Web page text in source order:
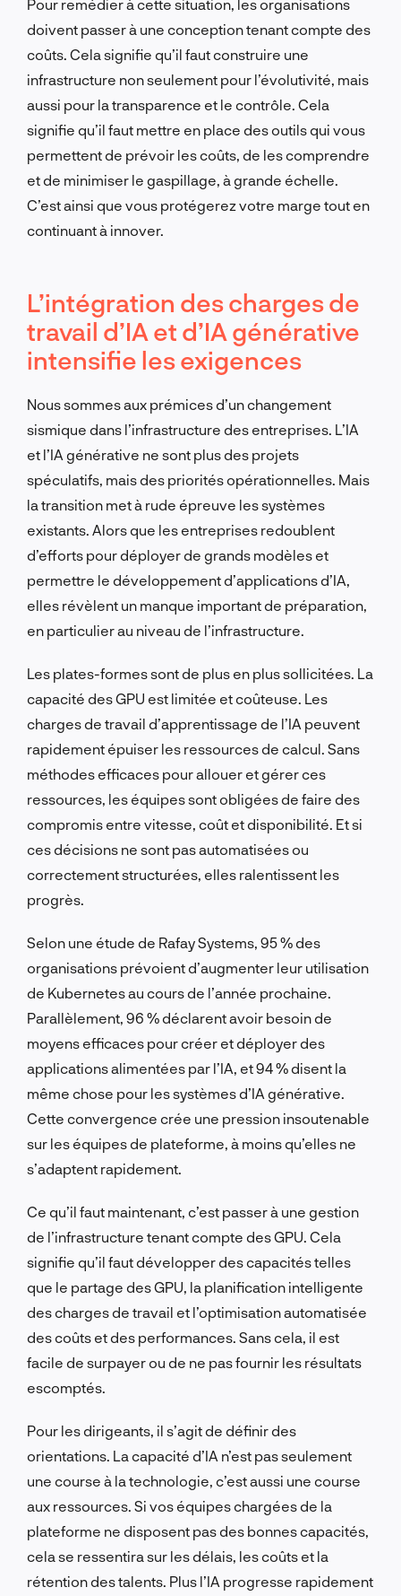
Pour remédier à cette situation, les organisations
doivent passer à une conception tenant compte des
coûts. Cela signifie qu’il faut construire une
infrastructure non seulement pour l’évolutivité, mais
aussi pour la transparence et le contrôle. Cela
signifie qu’il faut mettre en place des outils qui vous
permettent de prévoir les coûts, de les comprendre
et de minimiser le gaspillage, à grande échelle.
C’est ainsi que vous protégerez votre marge tout en
continuant à innover.
L’intégration des charges de
travail d’IA et d’IA générative
intensifie les exigences
Nous sommes aux prémices d’un changement
sismique dans l’infrastructure des entreprises. L’IA
et l’IA générative ne sont plus des projets
spéculatifs, mais des priorités opérationnelles. Mais
la transition met à rude épreuve les systèmes
existants. Alors que les entreprises redoublent
d’efforts pour déployer de grands modèles et
permettre le développement d’applications d’IA,
elles révèlent un manque important de préparation,
en particulier au niveau de l’infrastructure.
Les plates-formes sont de plus en plus sollicitées. La
capacité des GPU est limitée et coûteuse. Les
charges de travail d’apprentissage de l’IA peuvent
rapidement épuiser les ressources de calcul. Sans
méthodes efficaces pour allouer et gérer ces
ressources, les équipes sont obligées de faire des
compromis entre vitesse, coût et disponibilité. Et si
ces décisions ne sont pas automatisées ou
correctement structurées, elles ralentissent les
progrès.
Selon une étude de Rafay Systems, 95 % des
organisations prévoient d’augmenter leur utilisation
de Kubernetes au cours de l’année prochaine.
Parallèlement, 96 % déclarent avoir besoin de
moyens efficaces pour créer et déployer des
applications alimentées par l’IA, et 94 % disent la
même chose pour les systèmes d’IA générative.
Cette convergence crée une pression insoutenable
sur les équipes de plateforme, à moins qu’elles ne
s’adaptent rapidement.
Ce qu’il faut maintenant, c’est passer à une gestion
de l’infrastructure tenant compte des GPU. Cela
signifie qu’il faut développer des capacités telles
que le partage des GPU, la planification intelligente
des charges de travail et l’optimisation automatisée
des coûts et des performances. Sans cela, il est
facile de surpayer ou de ne pas fournir les résultats
escomptés.
Pour les dirigeants, il s’agit de définir des
orientations. La capacité d’IA n’est pas seulement
une course à la technologie, c’est aussi une course
aux ressources. Si vos équipes chargées de la
plateforme ne disposent pas des bonnes capacités,
cela se ressentira sur les délais, les coûts et la
rétention des talents. Plus l’IA progresse rapidement